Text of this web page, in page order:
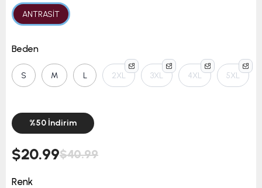
ANTRASİT
Beden
S M L 2XL 3XL 4XL 5XL
%50 İndirim
$40.99
$20.99
Renk